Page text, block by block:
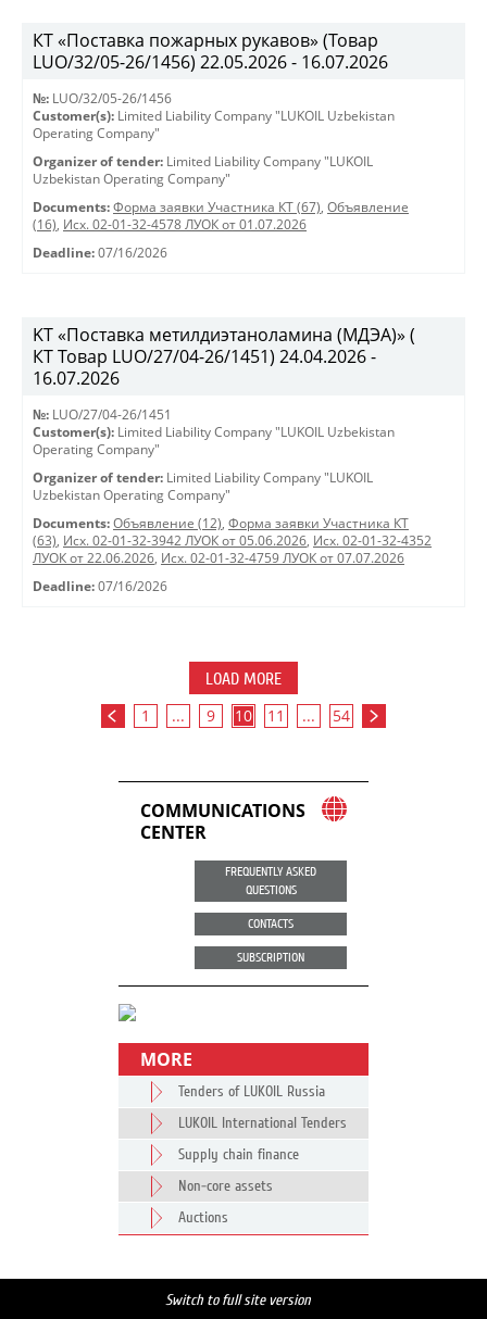
КТ «Поставка пожарных рукавов» (Товар
LUO/32/05-26/1456) 22.05.2026 - 16.07.2026
№: LUO/32/05-26/1456
Customer(s): Limited Liability Company "LUKOIL Uzbekistan
Operating Company"
Organizer of tender: Limited Liability Company "LUKOIL
Uzbekistan Operating Company"
Documents: Форма заявки Участника КТ (67), Объявление
(16), Исх. 02-01-32-4578 ЛУОК от 01.07.2026
Deadline: 07/16/2026
KT «Поставка метилдиэтаноламина (МДЭА)» (
КТ Товар LUO/27/04-26/1451) 24.04.2026 -
16.07.2026
№: LUO/27/04-26/1451
Customer(s): Limited Liability Company "LUKOIL Uzbekistan
Operating Company"
Organizer of tender: Limited Liability Company "LUKOIL
Uzbekistan Operating Company"
Documents: Объявление (12), Форма заявки Участника КТ
(63), Исх. 02-01-32-3942 ЛУОК от 05.06.2026, Исх. 02-01-32-4352
ЛУОК от 22.06.2026, Исх. 02-01-32-4759 ЛУОК от 07.07.2026
Deadline: 07/16/2026
LOAD MORE
1 ... 9 10 11 ... 54
COMMUNICATIONS
CENTER
FREQUENTLY ASKED
QUESTIONS
CONTACTS
SUBSCRIPTION
MORE
Tenders of LUKOIL Russia
LUKOIL International Tenders
Supply chain finance
Non-core assets
Auctions
Switch to full site version